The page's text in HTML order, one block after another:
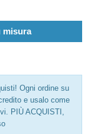
misura
Ogni ordine su
e usalo come
PIÙ ACQUISTI,